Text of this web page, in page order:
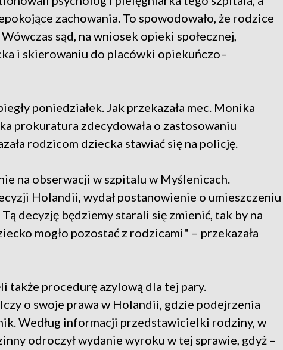
zachowania. To spowodowało, że rodzice
sąd, na wniosek opieki społecznej,
i skierowaniu do placówki opiekuńczo–
poniedziałek. Jak przekazała mec. Monika
prokuratura zdecydowała o zastosowaniu
rodzicom dziecka stawiać się na policję.
na obserwacji w szpitalu w Myślenicach.
Holandii, wydał postanowienie o umieszczeniu
decyzję będziemy starali się zmienić, tak by na
mogło pozostać z rodzicami" – przekazała
także procedurę azylową dla tej pary.
o swoje prawa w Holandii, gdzie podejrzenia
Według informacji przedstawicielki rodziny, w
odroczył wydanie wyroku w tej sprawie, gdyż –